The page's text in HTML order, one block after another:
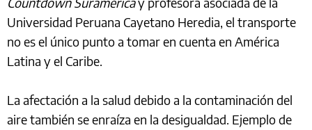
Universidad Peruana Cayetano Heredia, el transporte
no es el único punto a tomar en cuenta en América
Latina y el Caribe.
La afectación a la salud debido a la contaminación del
aire también se enraíza en la desigualdad. Ejemplo de